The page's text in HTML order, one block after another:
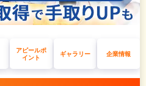
アピールポ
イント
ギャラリー 企業情報